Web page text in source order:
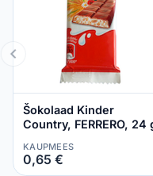
Šokolaad Kinder
Country, FERRERO, 24
KAUPMEES
0,65 €